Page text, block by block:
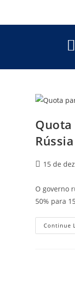
Rússia
15 de
O governo
50% para
Continue